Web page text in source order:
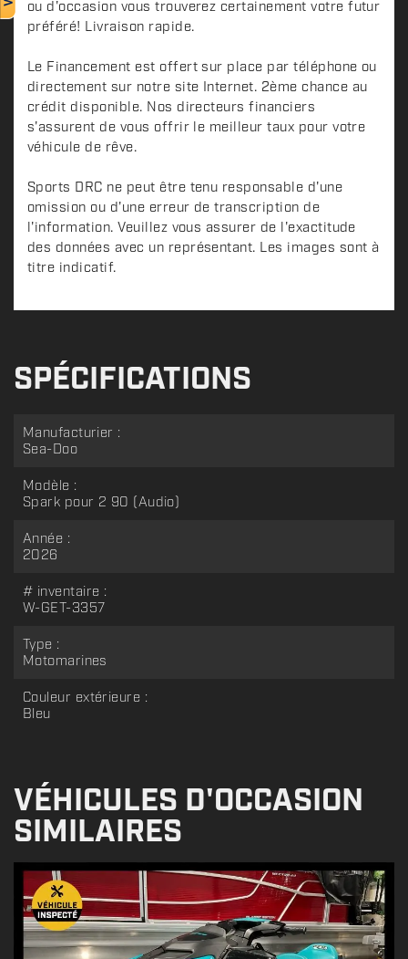
ou d'occasion vous trouverez certainement votre futur
préféré! Livraison rapide.
Le Financement est offert sur place par téléphone ou
directement sur notre site Internet. 2ème chance au
crédit disponible. Nos directeurs financiers
s'assurent de vous offrir le meilleur taux pour votre
véhicule de rêve.
Sports DRC ne peut être tenu responsable d'une
omission ou d'une erreur de transcription de
l'information. Veuillez vous assurer de l'exactitude
des données avec un représentant. Les images sont à
titre indicatif.
SPÉCIFICATIONS
Manufacturier :
Sea-Doo
Modèle :
Spark pour 2 90 (Audio)
Année :
2026
# inventaire :
W-GET-3357
Type :
Motomarines
Couleur extérieure :
Bleu
VÉHICULES D'OCCASION
SIMILAIRES